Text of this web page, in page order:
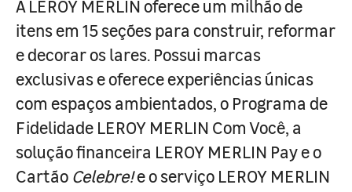
A LEROY MERLIN oferece um milhão de
itens em 15 seções para construir, reformar
e decorar os lares. Possui marcas
exclusivas e oferece experiências únicas
com espaços ambientados, o Programa de
Fidelidade LEROY MERLIN Com Você, a
solução financeira LEROY MERLIN Pay e o
Cartão Celebre!e o serviço LEROY MERLIN